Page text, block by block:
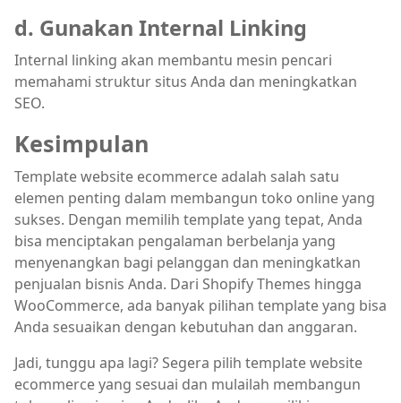
d. Gunakan Internal Linking
Internal linking akan membantu mesin pencari
memahami struktur situs Anda dan meningkatkan
SEO.
Kesimpulan
Template website ecommerce adalah salah satu
elemen penting dalam membangun toko online yang
sukses. Dengan memilih template yang tepat, Anda
bisa menciptakan pengalaman berbelanja yang
menyenangkan bagi pelanggan dan meningkatkan
penjualan bisnis Anda. Dari Shopify Themes hingga
WooCommerce, ada banyak pilihan template yang bisa
Anda sesuaikan dengan kebutuhan dan anggaran.
Jadi, tunggu apa lagi? Segera pilih template website
ecommerce yang sesuai dan mulailah membangun